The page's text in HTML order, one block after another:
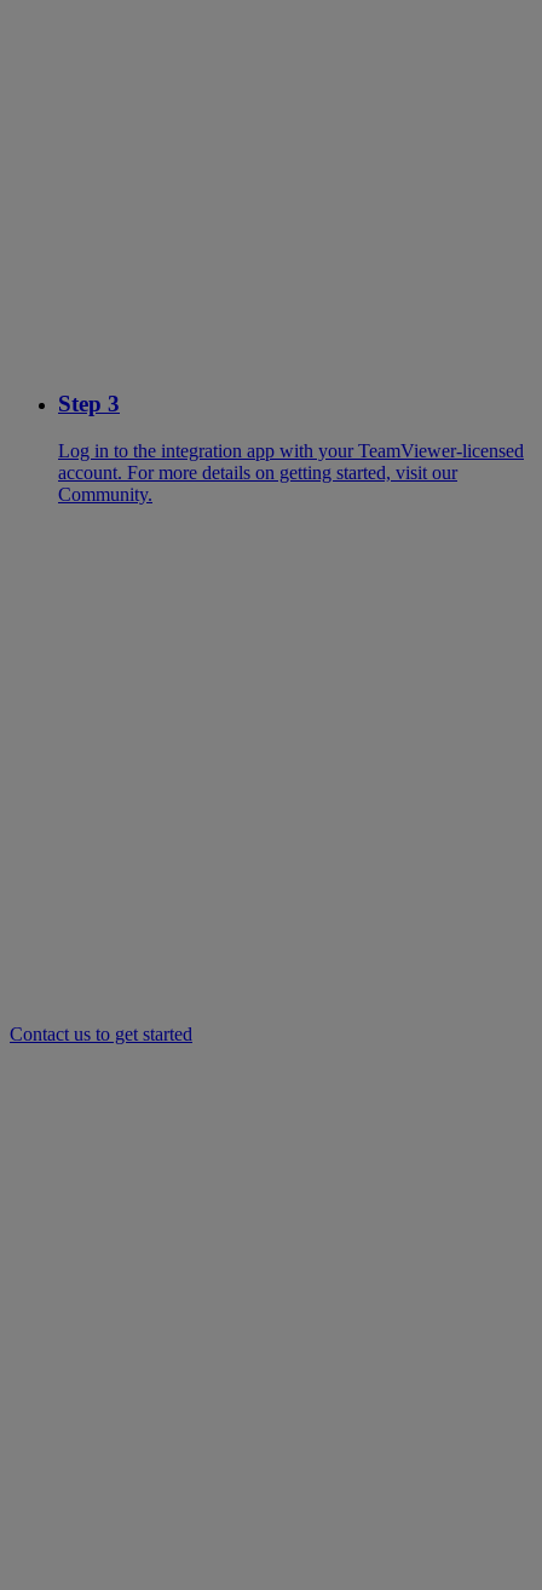
Step 3
Log in to the integration app with your TeamViewer-licensed
account. For more details on getting started, visit our
Community.
Contact us to get started